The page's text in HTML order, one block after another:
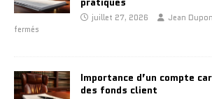
juillet 27, 2026 Jean
fermés
Importance d’un compte
des fonds client